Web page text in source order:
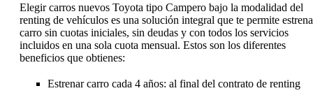
Elegir carros nuevos Toyota tipo Campero bajo la modalidad del
renting de vehículos es una solución integral que te permite
carro sin cuotas iniciales, sin deudas y con todos los servicios
incluidos en una sola cuota mensual. Estos son los diferentes
beneficios que obtienes:
Estrenar carro cada 4 años: al final del contrato de renting